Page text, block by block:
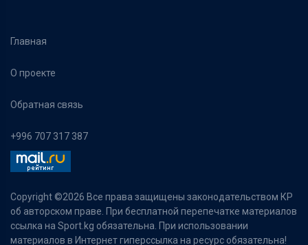
Главная
О проекте
Обратная связь
+996 707 317 387
Copyright ©2026 Все права защищены законодательством КР
об авторском праве. При бесплатной перепечатке материалов
ссылка на Sport.kg обязательна. При использовании
материалов в Интернет гиперссылка на ресурс обязательна!